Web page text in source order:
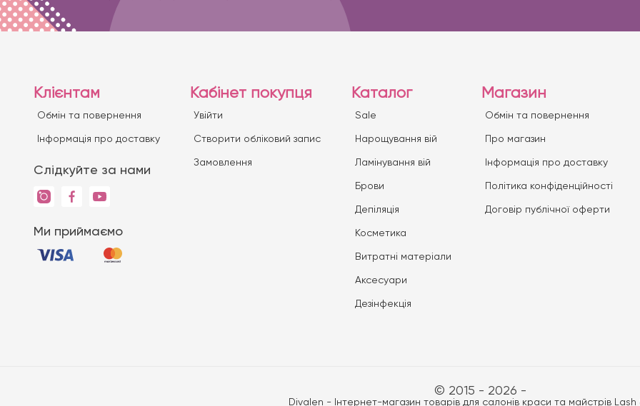
Клієнтам
Обмін та повернення
Iнформація про доставку
Слідкуйте за нами
Ми приймаємо
Кабінет покупця
Увійти
Створити обліковий запис
Замовлення
Каталог
Sale
Нарощування вій
Ламінування вій
Брови
Депіляція
Косметика
Витратні матеріали
Аксесуари
Дезінфекція
Магазин
Обмін та повернення
Про магазин
Iнформація про доставку
Політика конфіденційності
Договір публічної оферти
© 2015 - 2026 -
Divalen - Інтернет-магазин товарів для салонів краси та майстрів Lash